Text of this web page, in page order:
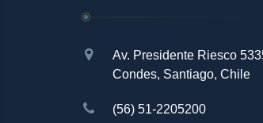
Av. Presidente Riesco
Condes, Santiago, Chile
(56) 51-2205200